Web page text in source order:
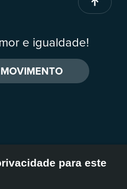
e igualdade!
para este